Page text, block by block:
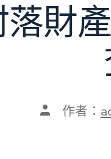
財
文 作者：